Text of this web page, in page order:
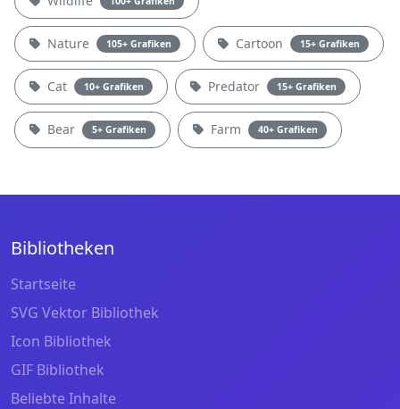
Nature 105+ Grafiken Cartoon 15+ Grafiken
Cat 10+ Grafiken Predator 15+ Grafiken
Bear 5+ Grafiken Farm 40+ Grafiken
Bibliotheken
Startseite
SVG Vektor Bibliothek
Icon Bibliothek
GIF Bibliothek
Beliebte Inhalte